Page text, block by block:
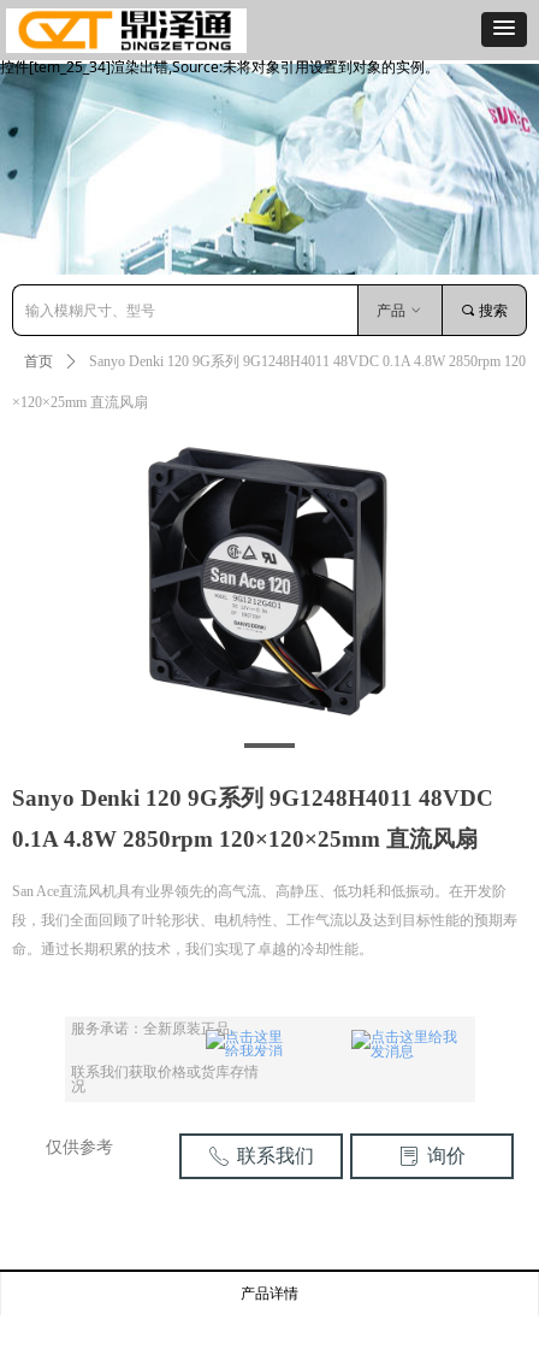
Sanyo Denki 120 9G系列 9G1248H4011 48VDC
0.1A 4.8W 2850rpm 120×120×25mm 直流风扇
San Ace直流风机具有业界领先的高气流、高静压、低功耗和低振动。在开发阶
段，我们全面回顾了叶轮形状、电机特性、工作气流以及达到目标性能的预期寿
命。通过长期积累的技术，我们实现了卓越的冷却性能。
服务承诺：全新原装正品。
联系我们获取价格或货库存情
况
产品详情
控件[tem_25_34]渲染出错,Source:未将对象引用设置到对象的实例。
首页 ꄲ Sanyo Denki 120 9G系列 9G1248H4011 48VDC 0.1A 4.8W 2850rpm 120
×120×25mm 直流风扇
ꂅ 联系我们 ꂓ 询价
仅供参考
끠 搜索
产品 ꀁ
控件[tem_25_34]渲染出错,Source:未将对象引用设置到对象的实例。